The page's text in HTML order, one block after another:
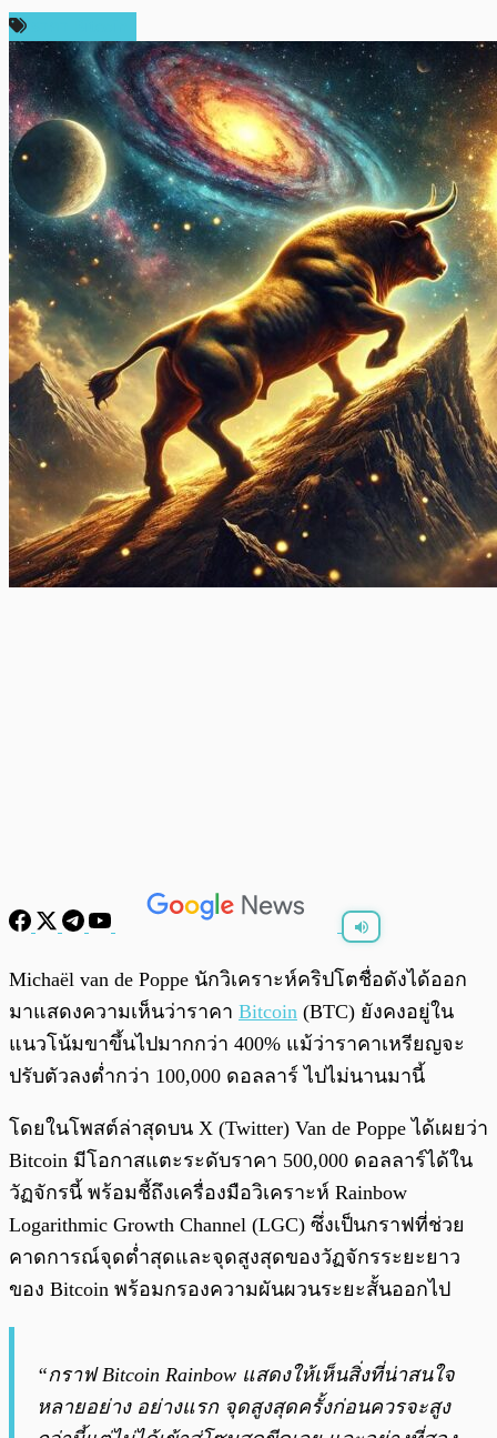
0:00 / 0:00
Michaël van de Poppe นักวิเคราะห์คริปโตชื่อดังได้ออก
มาแสดงความเห็นว่าราคา Bitcoin (BTC) ยังคงอยู่ใน
แนวโน้มขาขึ้นไปมากกว่า 400% แม้ว่าราคาเหรียญจะ
ปรับตัวลงต่ำกว่า 100,000 ดอลลาร์ ไปไม่นานมานี้
โดยในโพสต์ล่าสุดบน X (Twitter) Van de Poppe ได้เผยว่า
Bitcoin มีโอกาสแตะระดับราคา 500,000 ดอลลาร์ได้ใน
วัฏจักรนี้ พร้อมชี้ถึงเครื่องมือวิเคราะห์ Rainbow
Logarithmic Growth Channel (LGC) ซึ่งเป็นกราฟที่ช่วย
คาดการณ์จุดต่ำสุดและจุดสูงสุดของวัฏจักรระยะยาว
ของ Bitcoin พร้อมกรองความผันผวนระยะสั้นออกไป
“กราฟ Bitcoin Rainbow แสดงให้เห็นสิ่งที่น่าสนใจ
หลายอย่าง อย่างแรก จุดสูงสุดครั้งก่อนควรจะสูง